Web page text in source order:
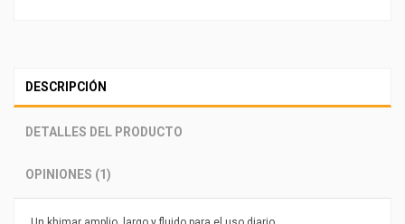
DESCRIPCIÓN
DETALLES DEL PRODUCTO
OPINIONES (1)